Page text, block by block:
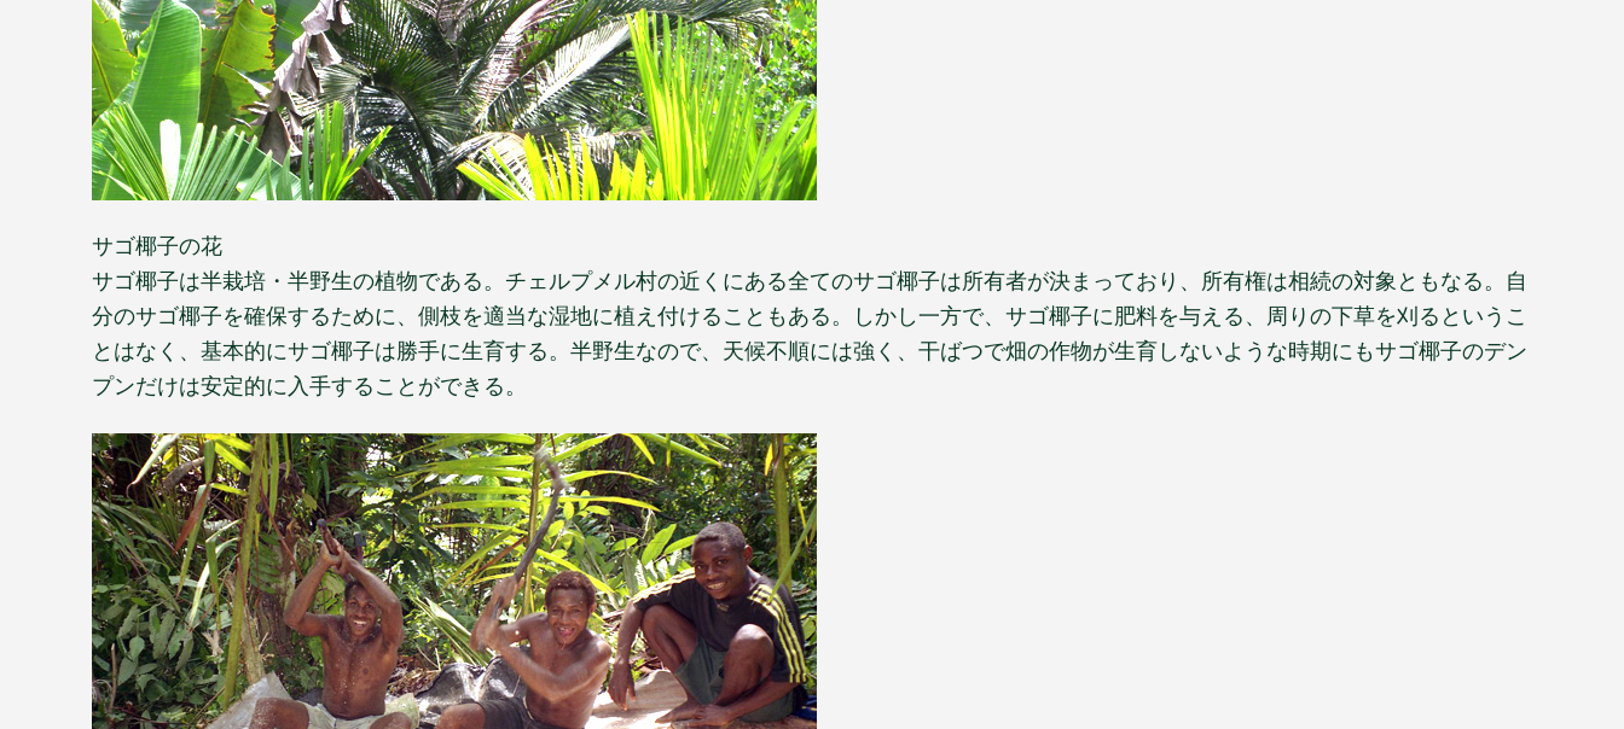
サゴ椰子の花
サゴ椰子は半栽培・半野生の植物である。チェルプメル村の近くにある全てのサゴ椰子は所有者が決まっており、所有権は相続の対象ともなる。自
分のサゴ椰子を確保するために、側枝を適当な湿地に植え付けることもある。しかし一方で、サゴ椰子に肥料を与える、周りの下草を刈るというこ
とはなく、基本的にサゴ椰子は勝手に生育する。半野生なので、天候不順には強く、干ばつで畑の作物が生育しないような時期にもサゴ椰子のデン
プンだけは安定的に入手することができる。